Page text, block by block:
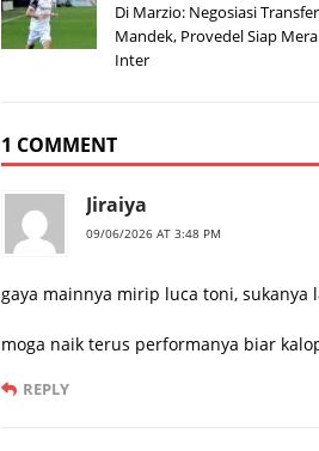
Di Marzio: Negosiasi
Mandek, Provedel Siap
Inter
1 COMMENT
Jiraiya
09/06/2026 AT 3:48 PM
gaya mainnya mirip luca toni,
moga naik terus performanya biar
REPLY